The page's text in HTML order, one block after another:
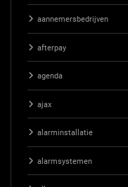
aannemersbedrijven
afterpay
agenda
ajax
alarminstallatie
alarmsystemen